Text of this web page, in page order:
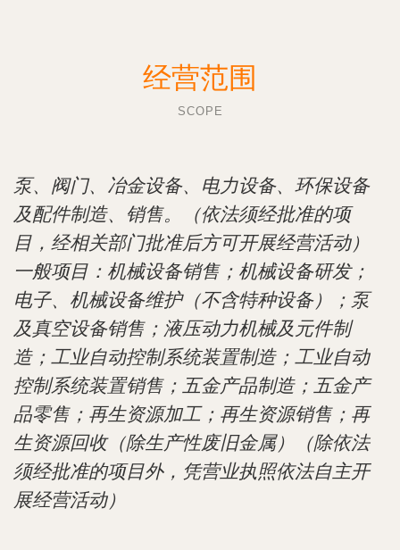
经营范围
SCOPE
泵、阀门、冶金设备、电力设备、环保设备
及配件制造、销售。（依法须经批准的项
目，经相关部门批准后方可开展经营活动）
一般项目：机械设备销售；机械设备研发；
电子、机械设备维护（不含特种设备）；泵
及真空设备销售；液压动力机械及元件制
造；工业自动控制系统装置制造；工业自动
控制系统装置销售；五金产品制造；五金产
品零售；再生资源加工；再生资源销售；再
生资源回收（除生产性废旧金属）（除依法
须经批准的项目外，凭营业执照依法自主开
展经营活动）